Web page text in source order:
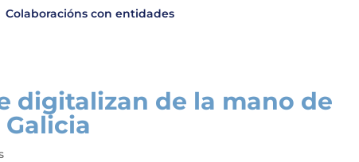
Colaboracións con entidades
digitalizan de la mano de